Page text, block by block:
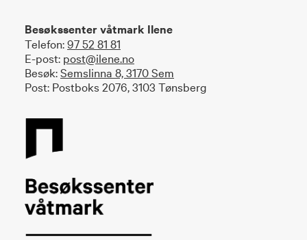
Besøkssenter våtmark Ilene
Telefon:97 52 81 81
E-post: post@ilene.no
Besøk:Semslinna 8, 3170 Sem
Post: Postboks 2076, 3103 Tønsberg